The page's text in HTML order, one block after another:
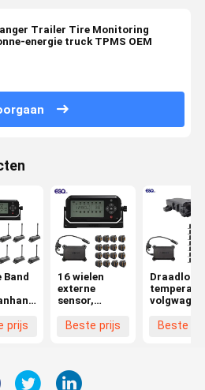
Trailer Tire Monitoring
energie truck TPMS OEM
Band
prijs
16 wielen
externe
sensor,
druk
Beste prijs
Draadloze
Beste